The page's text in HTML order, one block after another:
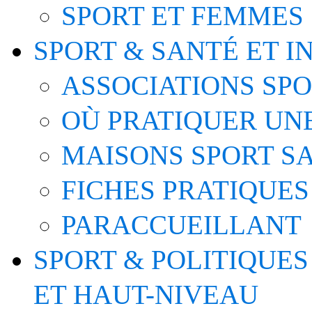
SPORT ET FEMMES
SPORT & SANTÉ ET
ASSOCIATIONS
OÙ PRATIQUER
MAISONS SPORT
FICHES PRATIQUES
PARACCUEILLANT
SPORT &
ET HAUT-NIVEAU